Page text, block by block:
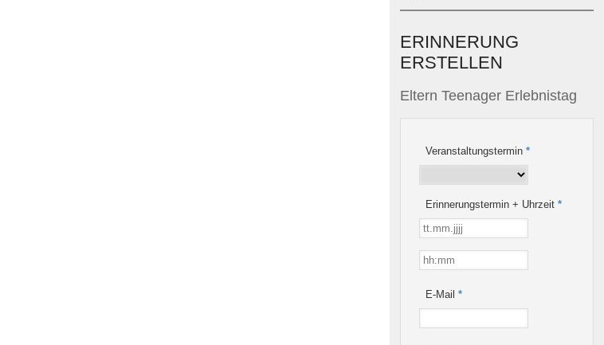
ERINNERUNG
ERSTELLEN
Eltern Teenager Erlebnistag
Veranstaltungstermin*
Erinnerungstermin + Uhrzeit*
E-Mail*